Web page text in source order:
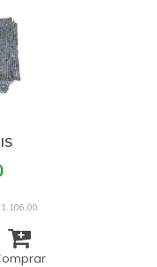
1.106,00